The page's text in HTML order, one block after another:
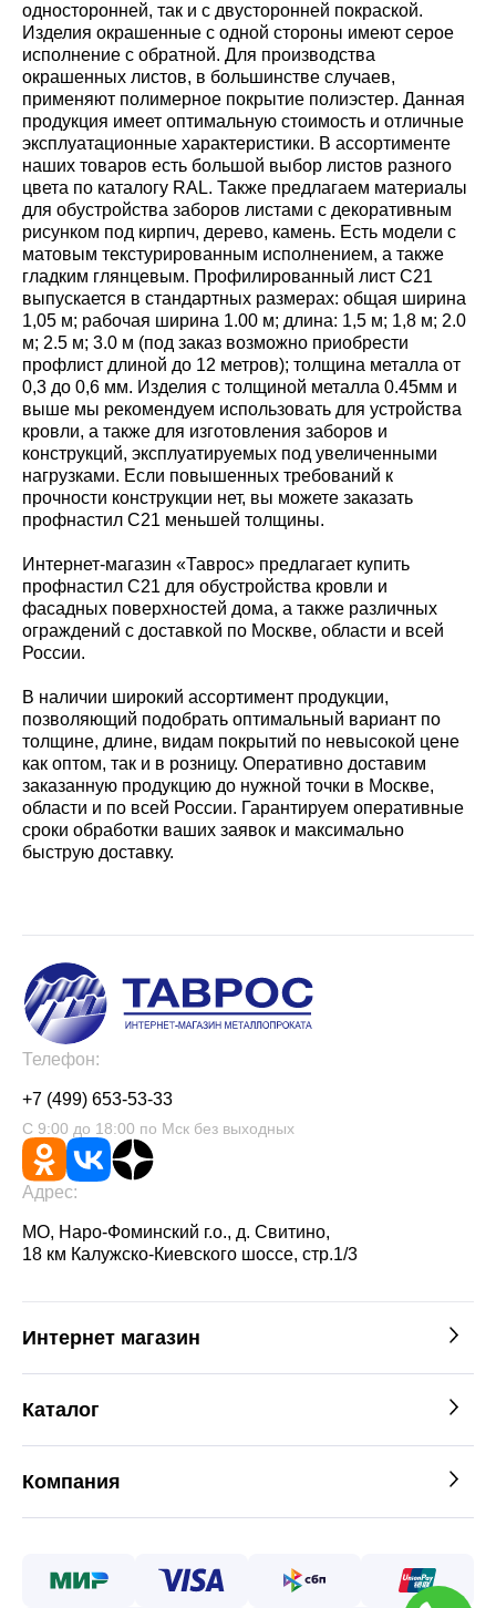
односторонней, так и с двусторонней покраской.
Изделия окрашенные с одной стороны имеют серое
исполнение с обратной. Для производства
окрашенных листов, в большинстве случаев,
применяют полимерное покрытие полиэстер. Данная
продукция имеет оптимальную стоимость и отличные
эксплуатационные характеристики. В ассортименте
наших товаров есть большой выбор листов разного
цвета по каталогу RAL. Также предлагаем материалы
для обустройства заборов листами с декоративным
рисунком под кирпич, дерево, камень. Есть модели с
матовым текстурированным исполнением, а также
гладким глянцевым. Профилированный лист С21
выпускается в стандартных размерах: общая ширина
1,05 м; рабочая ширина 1.00 м; длина: 1,5 м; 1,8 м; 2.0
м; 2.5 м; 3.0 м (под заказ возможно приобрести
профлист длиной до 12 метров); толщина металла от
0,3 до 0,6 мм. Изделия с толщиной металла 0.45мм и
выше мы рекомендуем использовать для устройства
кровли, а также для изготовления заборов и
конструкций, эксплуатируемых под увеличенными
нагрузками. Если повышенных требований к
прочности конструкции нет, вы можете заказать
профнастил С21 меньшей толщины.
Интернет-магазин «Таврос» предлагает купить
профнастил С21 для обустройства кровли и
фасадных поверхностей дома, а также различных
ограждений с доставкой по Москве, области и всей
России.
В наличии широкий ассортимент продукции,
позволяющий подобрать оптимальный вариант по
толщине, длине, видам покрытий по невысокой цене
как оптом, так и в розницу. Оперативно доставим
заказанную продукцию до нужной точки в Москве,
области и по всей России. Гарантируем оперативные
сроки обработки ваших заявок и максимально
быструю доставку.
Телефон:
+7 (499) 653-53-33
С 9:00 до 18:00 по Мск без выходных
Адрес:
МО, Наро-Фоминский г.о., д. Свитино,
18 км Калужско-Киевского шоссе, стр.1/3
Интернет магазин
Каталог
Компания